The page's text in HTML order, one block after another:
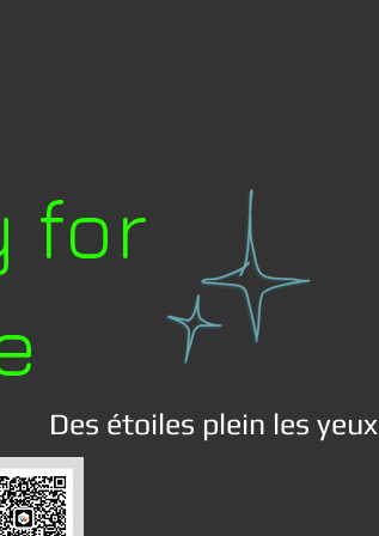
for
Des étoiles plein les yeux